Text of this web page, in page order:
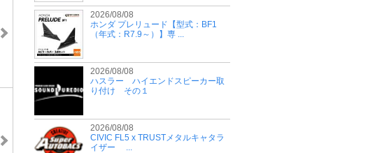
2026/08/08
ホンダ プレリュード【型式：BF1
（年式：R7.9～）】専 ...
2026/08/08
ハスラー ハイエンドスピーカー取
り付け その１
2026/08/08
CIVIC FL5 x TRUSTメタルキャタラ
イザー ...